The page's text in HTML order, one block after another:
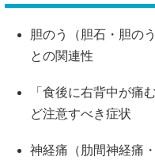
胆のう（胆石・胆の
との関連性
「食後に右背中が痛
ど注意すべき症状
神経痛（肋間神経痛